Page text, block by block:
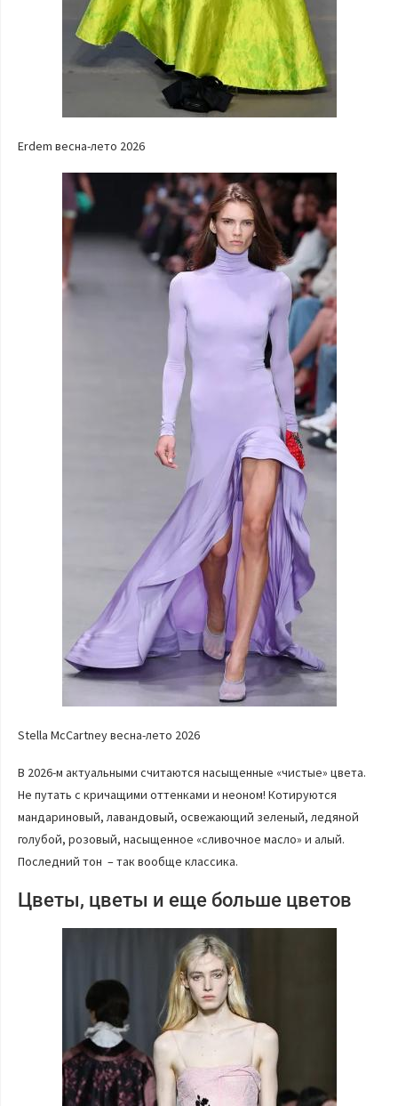
Erdem весна-лето 2026
Stella McCartney весна-лето 2026
В 2026-м актуальными считаются насыщенные «чистые» цвета.
Не путать с кричащими оттенками и неоном! Котируются
мандариновый, лавандовый, освежающий зеленый, ледяной
голубой, розовый, насыщенное «сливочное масло» и алый.
Последний тон – так вообще классика.
Цветы, цветы и еще больше цветов